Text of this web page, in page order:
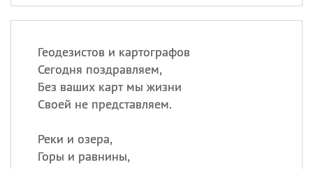
Геодезистов и картографов
Сегодня поздравляем,
Без ваших карт мы жизни
Своей не представляем.
Реки и озера,
Горы и равнины,